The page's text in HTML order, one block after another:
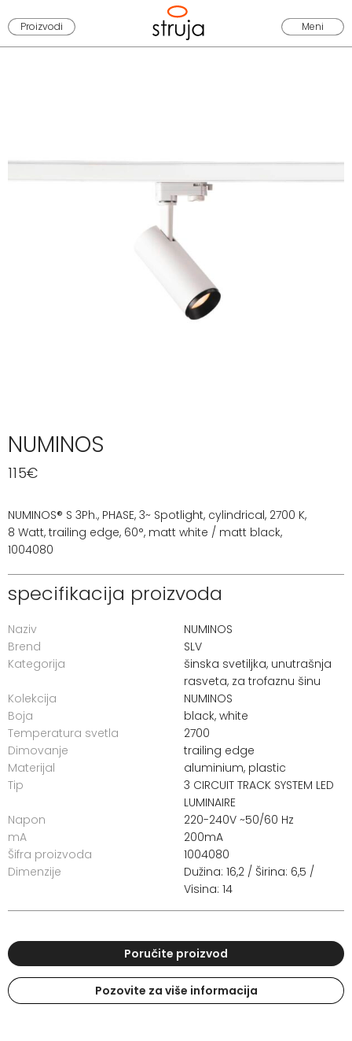
Proizvodi Meni
NUMINOS
115€
NUMINOS® S 3Ph., PHASE, 3~ Spotlight, cylindrical, 2700 K,
8 Watt, trailing edge, 60°, matt white / matt black,
1004080
specifikacija proizvoda
Naziv
NUMINOS
Brend
SLV
Kategorija
šinska svetiljka, unutrašnja
rasveta, za trofaznu šinu
Kolekcija
NUMINOS
Boja
black, white
Temperatura svetla
2700
Dimovanje
trailing edge
Materijal
aluminium, plastic
Tip
3 CIRCUIT TRACK SYSTEM LED
LUMINAIRE
Napon
220-240V ~50/60 Hz
mA
200mA
Šifra proizvoda
1004080
Dimenzije
Dužina: 16,2 / Širina: 6,5 /
Visina: 14
Poručite proizvod
Pozovite za više informacija